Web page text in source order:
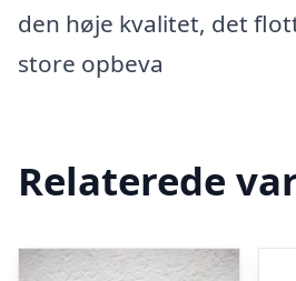
den høje kvalitet, det
store opbeva
Relaterede